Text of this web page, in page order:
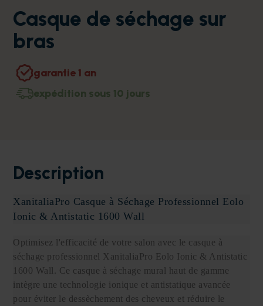
Casque de séchage sur
bras
garantie 1 an
expédition sous 10 jours
Description
XanitaliaPro Casque à Séchage Professionnel Eolo
Ionic & Antistatic 1600 Wall
Optimisez l'efficacité de votre salon avec le casque à
séchage professionnel XanitaliaPro Eolo Ionic & Antistatic
1600 Wall. Ce casque à séchage mural haut de gamme
intègre une technologie ionique et antistatique avancée
pour éviter le dessèchement des cheveux et réduire le